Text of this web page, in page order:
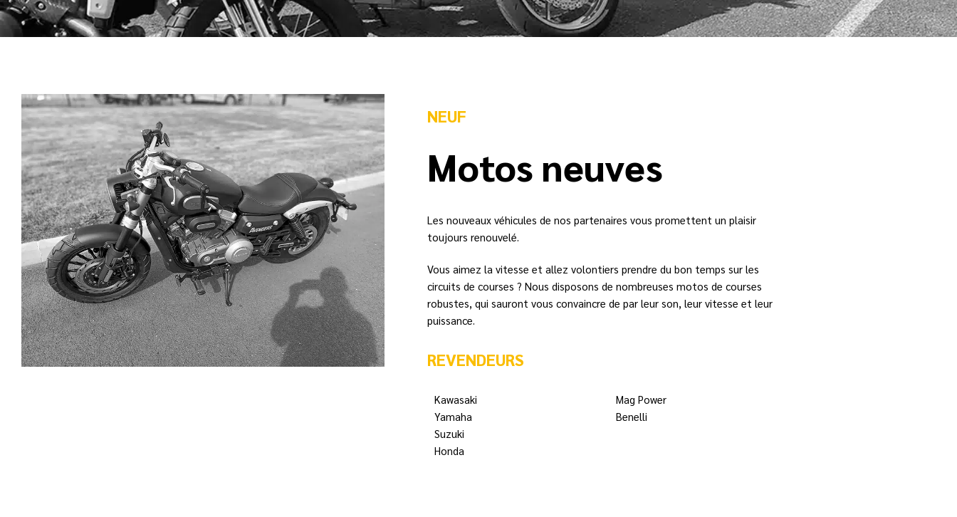
NEUF
Motos neuves
Les nouveaux véhicules de nos partenaires vous promettent un plaisir
toujours renouvelé.
Vous aimez la vitesse et allez volontiers prendre du bon temps sur les
circuits de courses ? Nous disposons de nombreuses motos de courses
robustes, qui sauront vous convaincre de par leur son, leur vitesse et leur
puissance.
REVENDEURS
Kawasaki
Yamaha
Suzuki
Honda
Mag Power
Benelli